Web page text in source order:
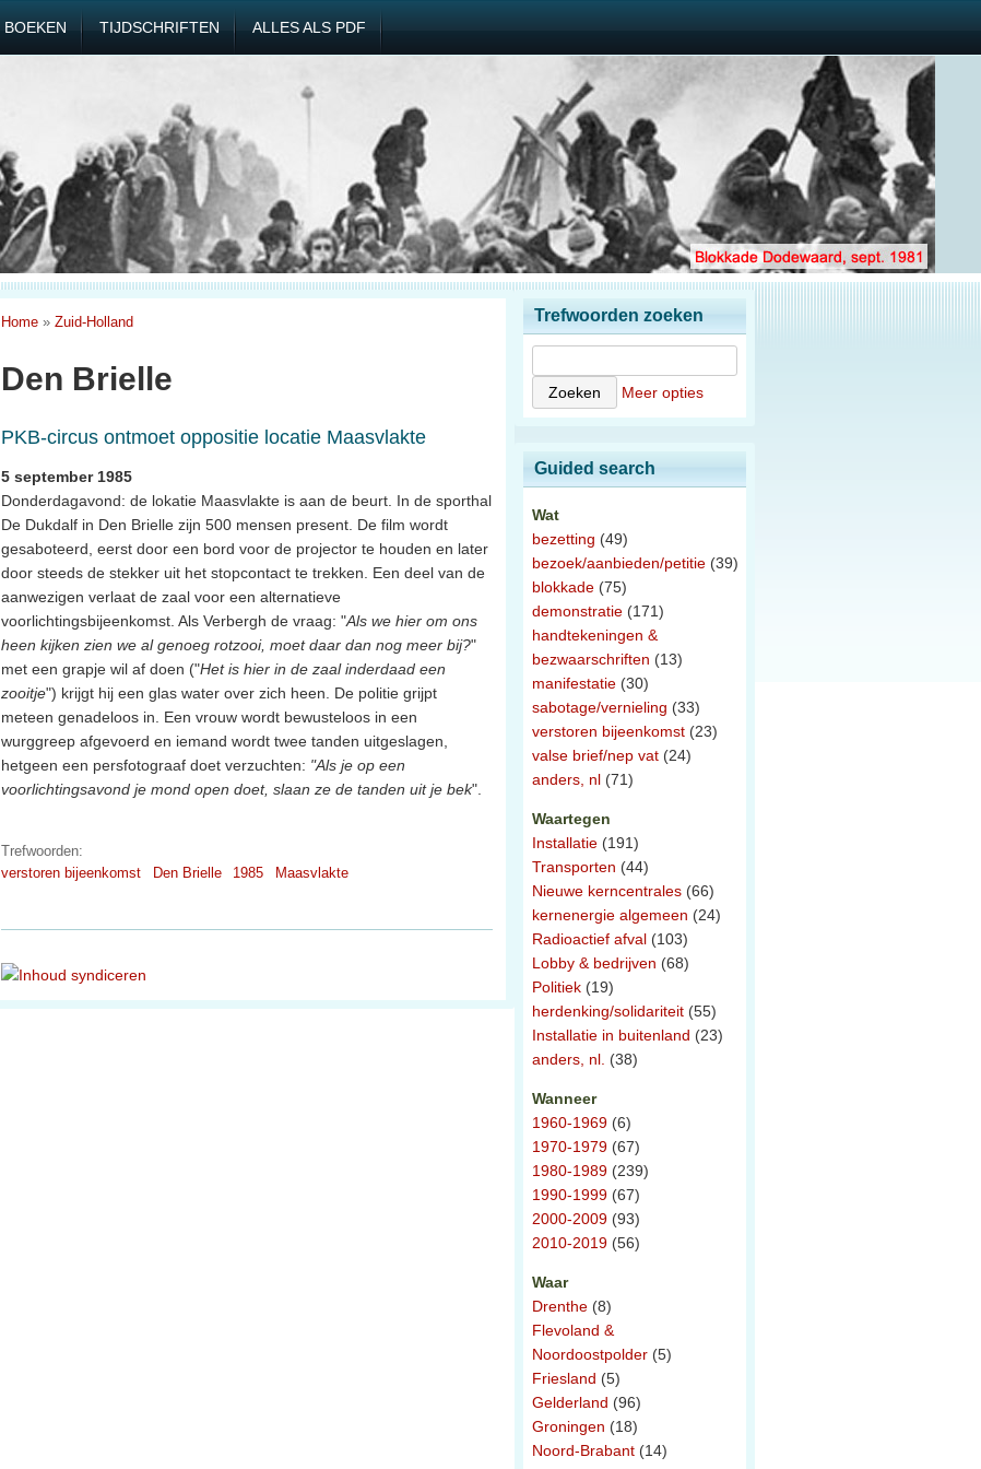
BOEKEN TIJDSCHRIFTEN ALLES ALS PDF
Home » Zuid-Holland
Den Brielle
PKB-circus ontmoet oppositie locatie Maasvlakte
5 september 1985
Donderdagavond: de lokatie Maasvlakte is aan de beurt. In de sporthal
De Dukdalf in Den Brielle zijn 500 mensen present. De film wordt
gesaboteerd, eerst door een bord voor de projector te houden en later
door steeds de stekker uit het stopcontact te trekken. Een deel van de
aanwezigen verlaat de zaal voor een alternatieve
voorlichtingsbijeenkomst. Als Verbergh de vraag: "Als we hier om ons
heen kijken zien we al genoeg rotzooi, moet daar dan nog meer bij?"
met een grapje wil af doen ("Het is hier in de zaal inderdaad een
zooitje") krijgt hij een glas water over zich heen. De politie grijpt
meteen genadeloos in. Een vrouw wordt bewusteloos in een
wurggreep afgevoerd en iemand wordt twee tanden uitgeslagen,
hetgeen een persfotograaf doet verzuchten: "Als je op een
voorlichtingsavond je mond open doet, slaan ze de tanden uit je bek".
Trefwoorden:
verstoren bijeenkomst
Den Brielle 1985 Maasvlakte
Trefwoorden zoeken
Meer opties
Guided search
Wat
bezetting (49)
bezoek/aanbieden/petitie (39)
blokkade (75)
demonstratie (171)
handtekeningen &
bezwaarschriften (13)
manifestatie (30)
sabotage/vernieling (33)
verstoren bijeenkomst (23)
valse brief/nep vat (24)
anders, nl (71)
Waartegen
Installatie (191)
Transporten (44)
Nieuwe kerncentrales (66)
kernenergie algemeen (24)
Radioactief afval (103)
Lobby & bedrijven (68)
Politiek (19)
herdenking/solidariteit (55)
Installatie in buitenland (23)
anders, nl. (38)
Wanneer
1960-1969 (6)
1970-1979 (67)
1980-1989 (239)
1990-1999 (67)
2000-2009 (93)
2010-2019 (56)
Waar
Drenthe (8)
Flevoland &
Noordoostpolder (5)
Friesland (5)
Gelderland (96)
Groningen (18)
Noord-Brabant (14)